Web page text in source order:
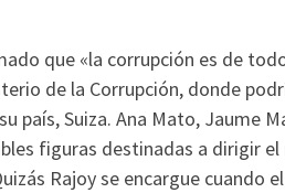
que «la corrupción es de
de la Corrupción, donde
país, Suiza. Ana Mato, Jaume
figuras destinadas a dirigir el
Rajoy se encargue cuando